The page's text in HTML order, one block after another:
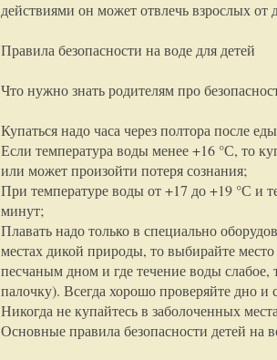
действиями он может отвлечь взрослых от
Правила безопасности на воде для детей
Что нужно знать родителям про
Купаться надо часа через полтора после
Если температура воды менее +16 °С, то
или может произойти потеря сознания;
При температуре воды от +17 до +19 °С и
минут;
Плавать надо только в специально
местах дикой природы, то выбирайте
песчаным дном и где течение воды
палочку). Всегда хорошо проверяйте дно
Никогда не купайтесь в заболоченных
Основные правила безопасности детей на